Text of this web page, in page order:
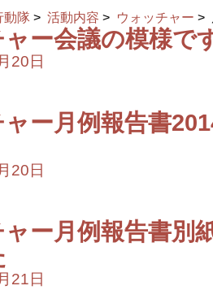
動隊 > 活動内容 > ウォッチャー >
ー会議の模様で
20日
ー月例報告書
20日
ー月例報告書別
21日